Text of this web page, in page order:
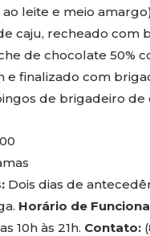
leite e meio
caju, recheado com
de chocolate 50%
e finalizado com
de brigadeiro de
Dois dias de
Horário de
10h às 21h. Contato: